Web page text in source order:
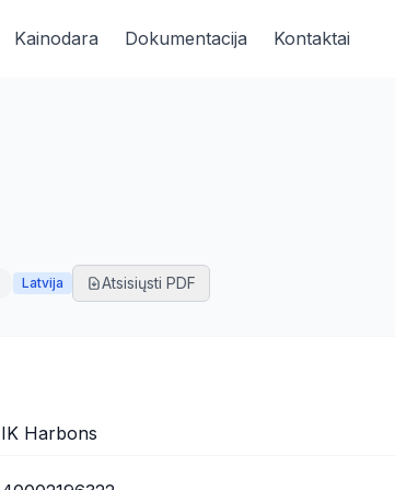
Kainodara Dokumentacija Kontaktai
Latvija Atsisiųsti PDF
IK Harbons